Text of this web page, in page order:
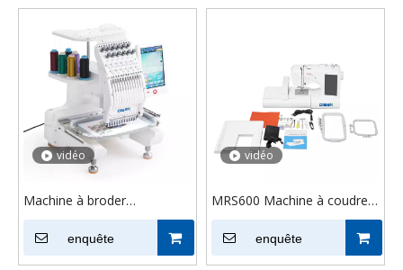
vidéo
Machine à broder
informatisée à tête unique
pour logos portables DS-
Y1201MINI, pour l'industrie
enquête
vidéo
MRS600 Machine à coudre à
broder domestique
informatisée
enquête